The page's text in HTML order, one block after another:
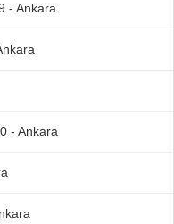
- Ankara
- Ankara